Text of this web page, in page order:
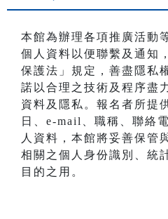
本館為辦理各項推廣活動
個人資料以便聯繫及通知
保護法」規定，善盡隱私
諾以合理之技術及程序盡
資料及隱私。報名者所提
日、e-mail、職稱、聯絡
人資料，本館將妥善保管
相關之個人身份識別、統
目的之用。